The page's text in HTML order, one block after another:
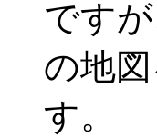
です
の地
す。